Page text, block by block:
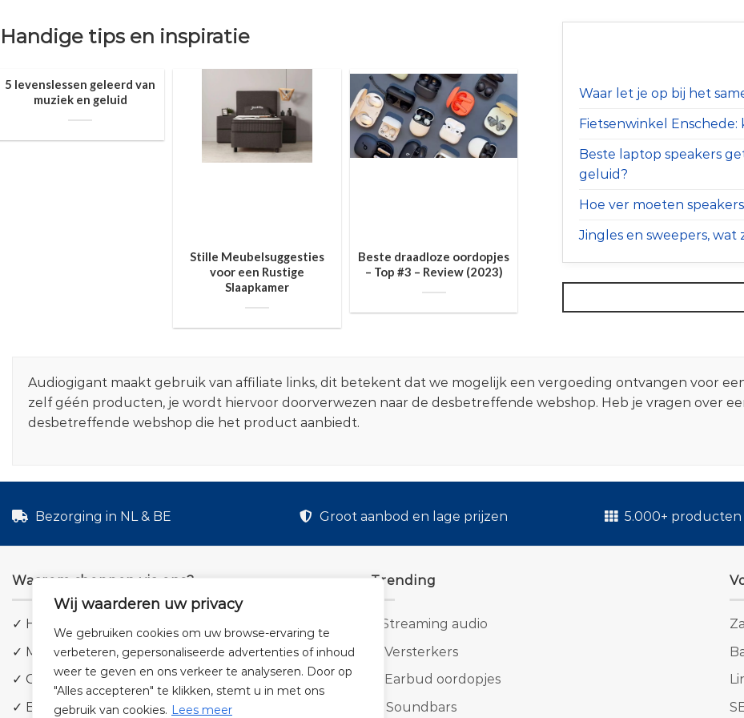
Wij waarderen uw privacy
We gebruiken cookies om uw browse-ervaring te
verbeteren, gepersonaliseerde advertenties of inhoud
weer te geven en ons verkeer te analyseren. Door op
"Alles accepteren" te klikken, stemt u in met ons
gebruik van cookies. Lees meer
Handige tips en inspiratie
5 levenslessen geleerd van
muziek en geluid
Stille Meubelsuggesties
voor een Rustige
Slaapkamer
Beste draadloze oordopjes
– Top #3 – Review (2023)
Waar let je op bij het
Fietsenwinkel Enschede:
Beste laptop speakers
geluid?
Hoe ver moeten
Jingles en sweepers, wat
Audiogigant maakt gebruik van affiliate links, dit betekent dat we mogelijk een vergoeding ontvangen voor
zelf géén producten, je wordt hiervoor doorverwezen naar de desbetreffende webshop. Heb je vragen over
desbetreffende webshop die het product aanbiedt.
Bezorging in NL & BE Groot aanbod en lage prijzen 5.000+ producten
Waarom shoppen via ons?
✓ Hoge kwaliteit geluid
✓ Meer dan 5.000 producten
✓ Groot aanbod en lage prijzen
✓ Bezorging in NL & BE
Trending
Streaming audio
Versterkers
Earbud oordopjes
Soundbars